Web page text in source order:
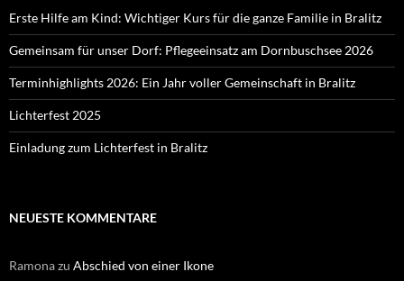
Erste Hilfe am Kind: Wichtiger Kurs für die ganze Familie in Bralitz
Gemeinsam für unser Dorf: Pflegeeinsatz am Dornbuschsee 2026
Terminhighlights 2026: Ein Jahr voller Gemeinschaft in Bralitz
Lichterfest 2025
Einladung zum Lichterfest in Bralitz
NEUESTE KOMMENTARE
Ramonazu Abschied von einer Ikone